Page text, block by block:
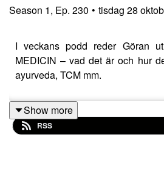
Season 1, Ep. 230 • tisdag 28
I veckans podd reder Göran
MEDICIN – vad det är och hur
ayurveda, TCM mm.
Show more
RSS